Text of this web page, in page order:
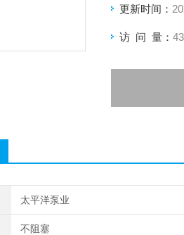
更新时间：
访 问 量：
太平洋泵业
不阻塞